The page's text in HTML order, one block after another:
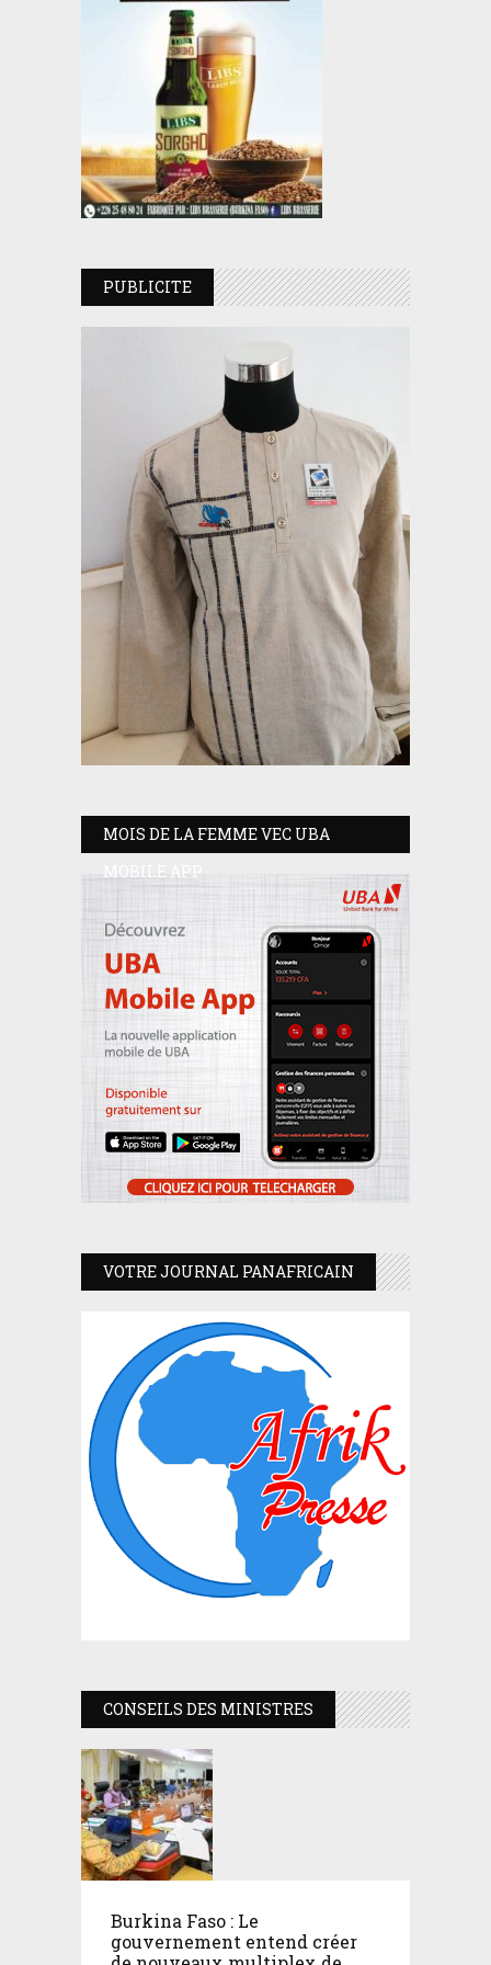
PUBLICITE
MOIS DE LA FEMME VEC UBA
MOBILE APP
VOTRE JOURNAL PANAFRICAIN
CONSEILS DES MINISTRES
Burkina Faso : Le
gouvernement entend créer